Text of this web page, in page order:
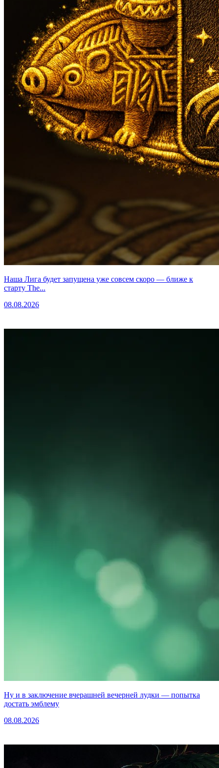
Наша Лига будет запущена уже совсем скоро — ближе к
старту The...
08.08.2026
Ну и в заключение вчерашней вечерней лудки — попытка
достать эмблему
08.08.2026